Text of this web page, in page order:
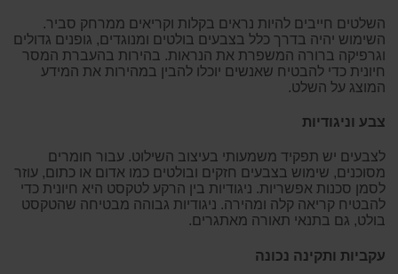
השלטים חייבים להיות נראים בקלות וקריאים ממרחק סביר.
השימוש יהיה בדרך כלל בצבעים בולטים ומנוגדים, גופנים גדולים
וגרפיקה ברורה המשפרת את הנראות. בהירות בהעברת המסר
חיונית כדי להבטיח שאנשים יוכלו להבין במהירות את המידע
המוצג על השלט.
צבע וניגודיות
לצבעים יש תפקיד משמעותי בעיצוב השילוט. עבור חומרים
מסוכנים, שימוש בצבעים חזקים ובולטים כמו אדום או כתום, עוזר
לסמן סכנות אפשריות. ניגודיות בין הרקע לטקסט היא חיונית כדי
להבטיח קריאה קלה ומהירה. ניגודיות גבוהה מבטיחה שהטקסט
בולט, גם בתנאי תאורה מאתגרים.
עקביות ותקינה נכונה